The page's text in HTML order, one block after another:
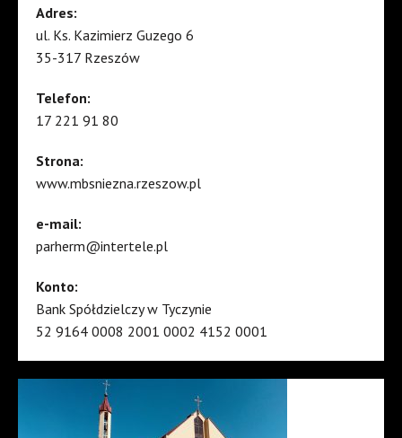
Adres:
ul. Ks. Kazimierz Guzego 6
35-317 Rzeszów
Telefon:
17 221 91 80
Strona:
www.mbsniezna.rzeszow.pl
e-mail:
parherm@intertele.pl
Konto:
Bank Spółdzielczy w Tyczynie
52 9164 0008 2001 0002 4152 0001